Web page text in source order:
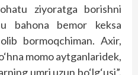
ziyoratga borishni
bahona bemor keksa
bormoqchiman. Axir,
momo aytganlaridek,
umri uzun bo‘lg‘usi”.